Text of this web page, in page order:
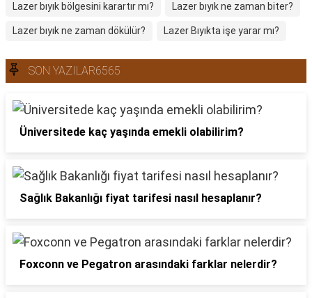
Lazer bıyık bölgesini karartır mı? Lazer bıyık ne zaman biter?
Lazer bıyık ne zaman dökülür? Lazer Bıyıkta işe yarar mı?
SON YAZILAR6565
Üniversitede kaç yaşında emekli olabilirim?
Sağlık Bakanlığı fiyat tarifesi nasıl hesaplanır?
Foxconn ve Pegatron arasındaki farklar nelerdir?